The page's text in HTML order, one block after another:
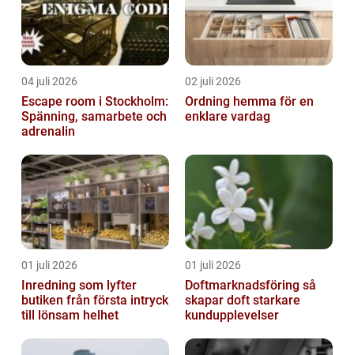
04 juli 2026
Escape room i Stockholm:
Spänning, samarbete och
adrenalin
02 juli 2026
Ordning hemma för en
enklare vardag
01 juli 2026
Inredning som lyfter
butiken från första intryck
till lönsam helhet
01 juli 2026
Doftmarknadsföring så
skapar doft starkare
kundupplevelser